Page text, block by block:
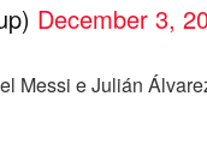
December 3,
Messi e Julián